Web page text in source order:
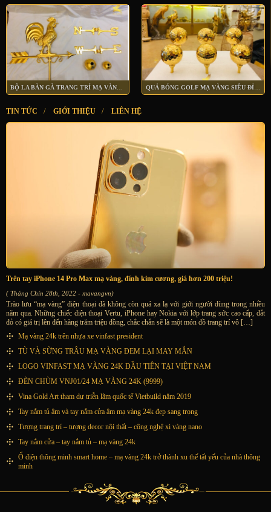
BỘ LA BÀN GÀ TRANG TRÍ MẠ VÀNG 24K QUẢ BÓNG GOLF MẠ VÀNG SIÊU ĐỈNH
TIN TỨC / GIỚI THIỆU / LIÊN HỆ
Trên tay iPhone 14 Pro Max mạ vàng, đính kim cương, giá hơn 200 triệu!
( Tháng Chín 28th, 2022 - mavangvn)
Trào lưu “mạ vàng” điện thoại đã không còn quá xa lạ với giới người dùng trong nhiều
năm qua. Những chiếc điện thoại Vertu, iPhone hay Nokia với lớp trang sức cao cấp, đắt
đỏ có giá trị lên đến hàng trăm triệu đồng, chắc chắn sẽ là một món đồ trang trí vô […]
Mạ vàng 24k trên nhựa xe vinfast president
TÙ VÀ SỪNG TRÂU MẠ VÀNG ĐEM LẠI MAY MẮN
LOGO VINFAST MẠ VÀNG 24K ĐẦU TIÊN TẠI VIỆT NAM
ĐÈN CHÙM VNJ01/24 MẠ VÀNG 24K (9999)
Vina Gold Art tham dự triễn lãm quốc tế Vietbuild năm 2019
Tay nắm tủ âm và tay nắm cửa âm mạ vàng 24k đẹp sang trọng
Tượng trang trí – tượng decor nội thất – công nghệ xi vàng nano
Tay nắm cửa – tay nắm tủ – mạ vàng 24k
Ổ điện thông minh smart home – mạ vàng 24k trở thành xu thế tất yếu của nhà thông
minh